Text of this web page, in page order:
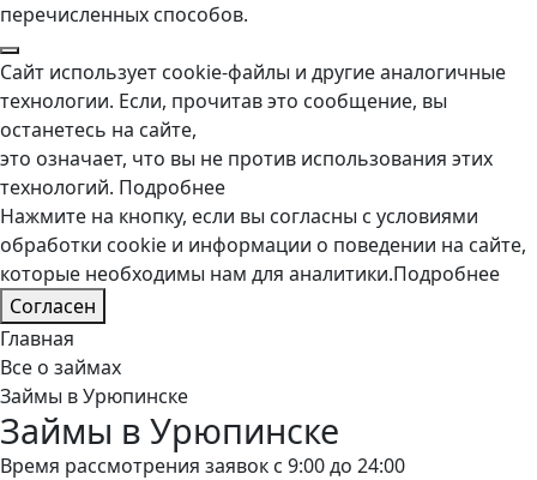
перечисленных способов.
Сайт использует cookie-файлы и другие аналогичные
технологии. Если, прочитав это сообщение, вы
останетесь на сайте,
это означает, что вы не против использования этих
технологий. Подробнее
Нажмите на кнопку, если вы согласны с условиями
обработки cookie и информации о поведении на сайте,
которые необходимы нам для аналитики.Подробнее
Согласен
Главная
Все о займах
Займы в Урюпинске
Займы в Урюпинске
Время рассмотрения заявок с 9:00 до 24:00